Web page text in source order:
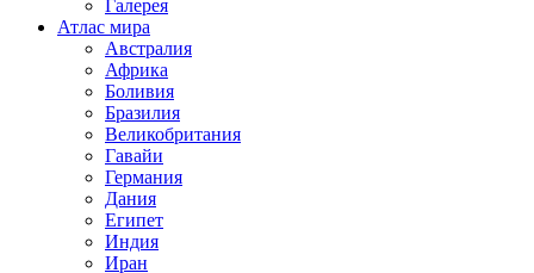
Галерея
Атлас мира
Австралия
Африка
Боливия
Бразилия
Великобритания
Гавайи
Германия
Дания
Египет
Индия
Иран